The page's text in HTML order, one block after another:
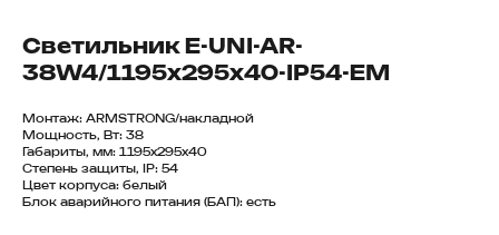
Светильник E-UNI-AR-
38W4/1195х295х40-IP54-EM
Монтаж: ARMSTRONG/накладной
Мощность, Вт: 38
Габариты, мм: 1195х295х40
Степень защиты, IP: 54
Цвет корпуса: белый
Блок аварийного питания (БАП): есть